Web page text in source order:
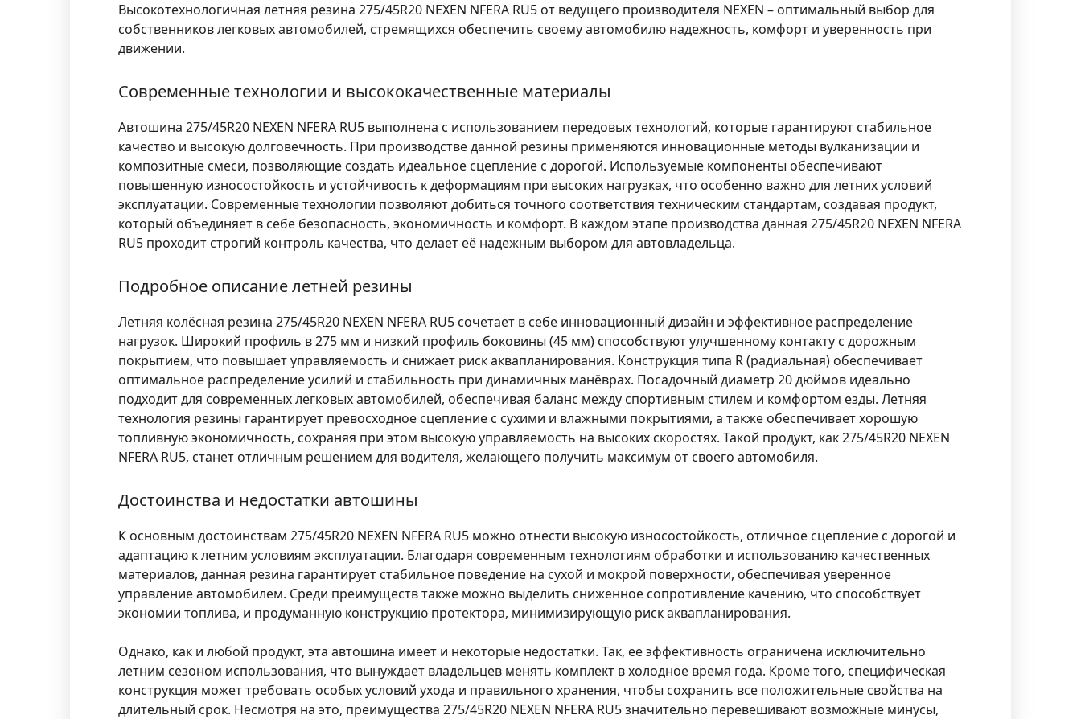
Высокотехнологичная летняя резина 275/45R20 NEXEN NFERA RU5 от ведущего производителя NEXEN – оптимальный выбор для
собственников легковых автомобилей, стремящихся обеспечить своему автомобилю надежность, комфорт и уверенность при
движении.
Современные технологии и высококачественные материалы
Автошина 275/45R20 NEXEN NFERA RU5 выполнена с использованием передовых технологий, которые гарантируют стабильное
качество и высокую долговечность. При производстве данной резины применяются инновационные методы вулканизации и
композитные смеси, позволяющие создать идеальное сцепление с дорогой. Используемые компоненты обеспечивают
повышенную износостойкость и устойчивость к деформациям при высоких нагрузках, что особенно важно для летних условий
эксплуатации. Современные технологии позволяют добиться точного соответствия техническим стандартам, создавая продукт,
который объединяет в себе безопасность, экономичность и комфорт. В каждом этапе производства данная 275/45R20 NEXEN NFERA
RU5 проходит строгий контроль качества, что делает её надежным выбором для автовладельца.
Подробное описание летней резины
Летняя колёсная резина 275/45R20 NEXEN NFERA RU5 сочетает в себе инновационный дизайн и эффективное распределение
нагрузок. Широкий профиль в 275 мм и низкий профиль боковины (45 мм) способствуют улучшенному контакту с дорожным
покрытием, что повышает управляемость и снижает риск аквапланирования. Конструкция типа R (радиальная) обеспечивает
оптимальное распределение усилий и стабильность при динамичных манёврах. Посадочный диаметр 20 дюймов идеально
подходит для современных легковых автомобилей, обеспечивая баланс между спортивным стилем и комфортом езды. Летняя
технология резины гарантирует превосходное сцепление с сухими и влажными покрытиями, а также обеспечивает хорошую
топливную экономичность, сохраняя при этом высокую управляемость на высоких скоростях. Такой продукт, как 275/45R20 NEXEN
NFERA RU5, станет отличным решением для водителя, желающего получить максимум от своего автомобиля.
Достоинства и недостатки автошины
К основным достоинствам 275/45R20 NEXEN NFERA RU5 можно отнести высокую износостойкость, отличное сцепление с дорогой и
адаптацию к летним условиям эксплуатации. Благодаря современным технологиям обработки и использованию качественных
материалов, данная резина гарантирует стабильное поведение на сухой и мокрой поверхности, обеспечивая уверенное
управление автомобилем. Среди преимуществ также можно выделить сниженное сопротивление качению, что способствует
экономии топлива, и продуманную конструкцию протектора, минимизирующую риск аквапланирования.
Однако, как и любой продукт, эта автошина имеет и некоторые недостатки. Так, ее эффективность ограничена исключительно
летним сезоном использования, что вынуждает владельцев менять комплект в холодное время года. Кроме того, специфическая
конструкция может требовать особых условий ухода и правильного хранения, чтобы сохранить все положительные свойства на
длительный срок. Несмотря на это, преимущества 275/45R20 NEXEN NFERA RU5 значительно перевешивают возможные минусы,